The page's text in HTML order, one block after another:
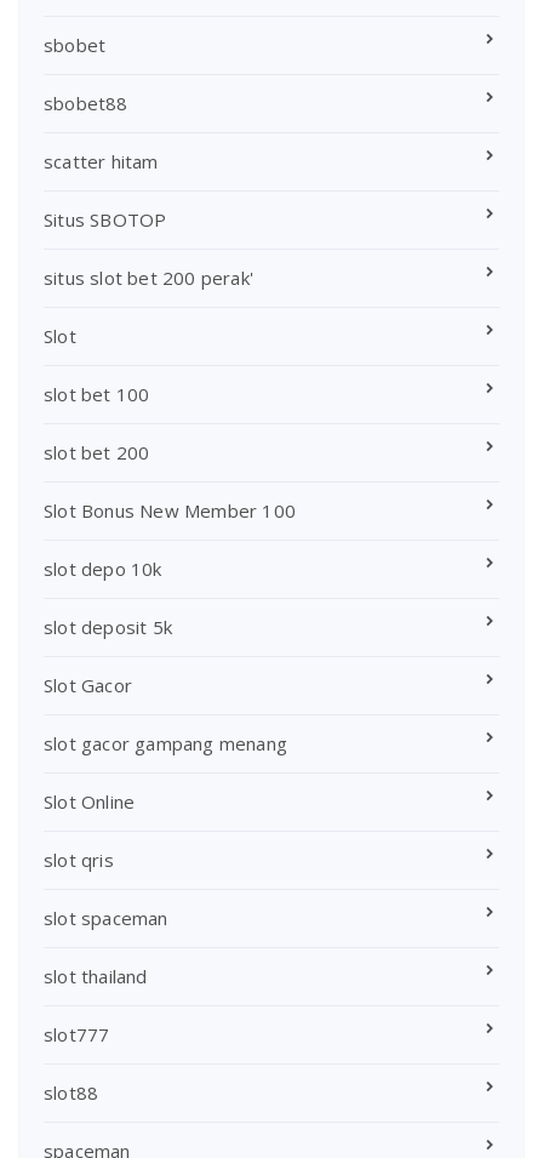
sbobet
sbobet88
scatter hitam
Situs SBOTOP
situs slot bet 200 perak'
Slot
slot bet 100
slot bet 200
Slot Bonus New Member 100
slot depo 10k
slot deposit 5k
Slot Gacor
slot gacor gampang menang
Slot Online
slot qris
slot spaceman
slot thailand
slot777
slot88
spaceman